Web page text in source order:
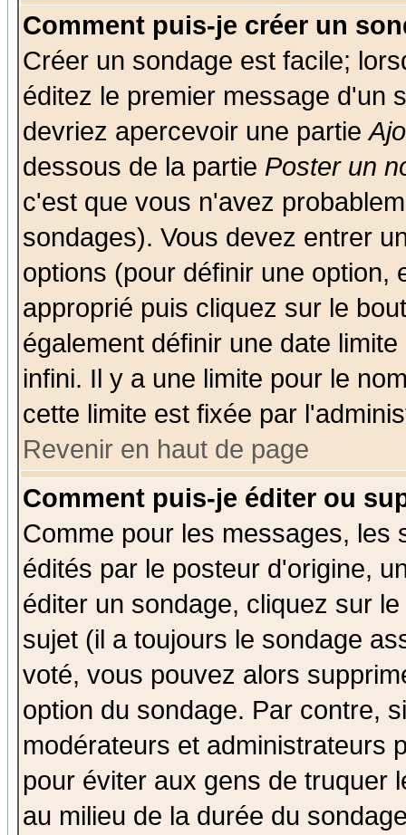
Comment puis-je créer un
Créer un sondage est facile;
éditez le premier message d'un
devriez apercevoir une partie
dessous de la partie Poster un
c'est que vous n'avez
sondages). Vous devez entrer
options (pour définir une option,
approprié puis cliquez sur le
également définir une date
infini. Il y a une limite pour le
cette limite est fixée par
Revenir en haut de page
Comment puis-je éditer ou
Comme pour les messages, les
édités par le posteur d'origine,
éditer un sondage, cliquez sur
sujet (il a toujours le sondage
voté, vous pouvez alors
option du sondage. Par contre,
modérateurs et administrateurs
pour éviter aux gens de truquer
au milieu de la durée du